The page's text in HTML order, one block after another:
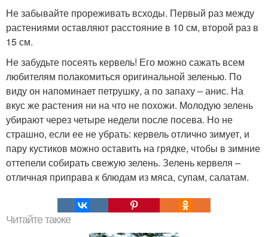
Не забывайте прореживать всходы. Первый раз между
растениями оставляют расстояние в 10 см, второй раз в
15 см.
Не забудьте посеять кервель! Его можно сажать всем
любителям полакомиться оригинальной зеленью. По
виду он напоминает петрушку, а по запаху – анис. На
вкус же растения ни на что не похожи. Молодую зелень
убирают через четыре недели после посева. Но не
страшно, если ее не убрать: кервель отлично зимует, и
пару кустиков можно оставить на грядке, чтобы в зимние
оттепели собирать свежую зелень. Зелень кервеля –
отличная приправа к блюдам из мяса, супам, салатам.
Читайте также